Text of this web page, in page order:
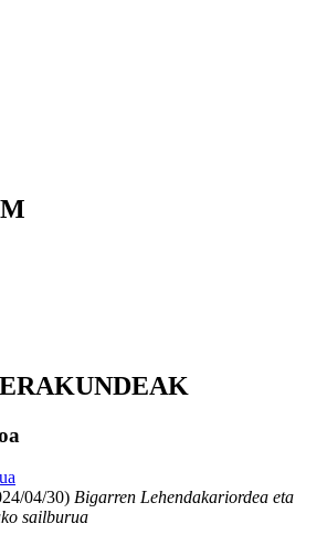
04/30) Bigarren Lehendakariordea eta
sailburua